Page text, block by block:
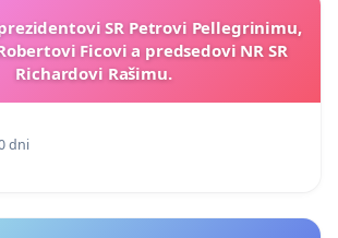
SR Petrovi Pellegrinimu,
Ficovi a predsedovi NR SR
Richardovi Rašimu.
dni